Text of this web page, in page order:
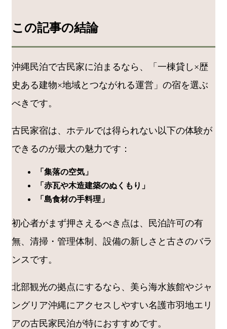
この記事の結論
沖縄民泊で古民家に泊まるなら、「一棟貸し×歴
史ある建物×地域とつながれる運営」の宿を選ぶ
べきです。
古民家宿は、ホテルでは得られない以下の体験が
できるのが最大の魅力です：
「集落の空気」
「赤瓦や木造建築のぬくもり」
「島食材の手料理」
初心者がまず押さえるべき点は、民泊許可の有
無、清掃・管理体制、設備の新しさと古さのバラ
ンスです。
北部観光の拠点にするなら、美ら海水族館やジャ
ングリア沖縄にアクセスしやすい名護市羽地エリ
アの古民家民泊が特におすすめです。